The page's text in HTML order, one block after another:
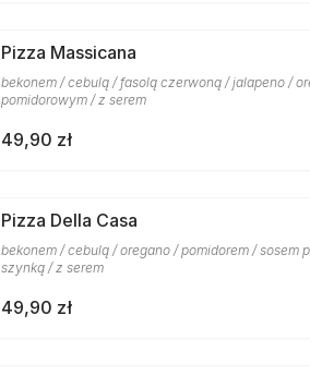
Pizza Massicana
bekonem / cebulą / fasolą czerwoną / jalapeno /
pomidorowym / z serem
49,90 zł
Pizza Della Casa
bekonem / cebulą / oregano / pomidorem / sosem
szynką / z serem
49,90 zł